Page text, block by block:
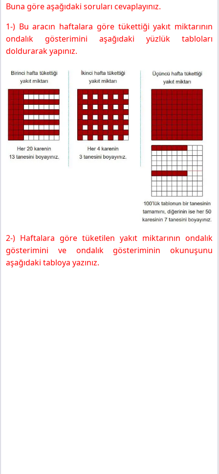
Buna göre aşağıdaki soruları cevaplayınız.
1-) Bu aracın haftalara göre tükettiği yakıt miktarının
ondalık gösterimini aşağıdaki yüzlük tabloları
doldurarak yapınız.
2-) Haftalara göre tüketilen yakıt miktarının ondalık
gösterimini ve ondalık gösteriminin okunuşunu
aşağıdaki tabloya yazınız.